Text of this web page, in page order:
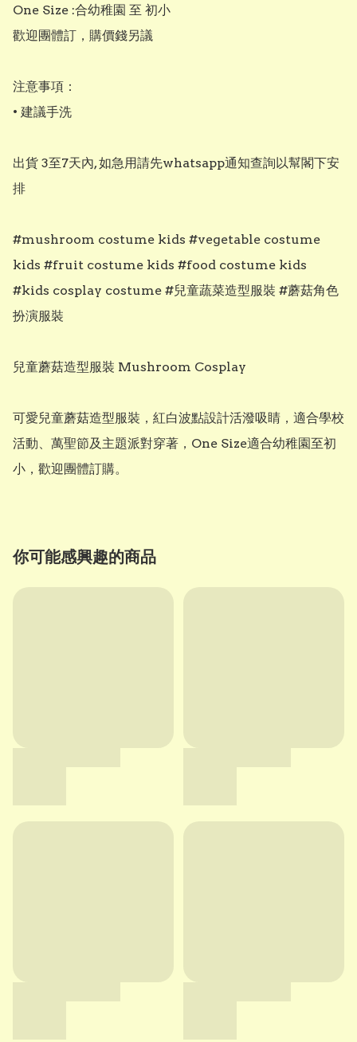
One Size :合幼稚園 至 初小
歡迎團體訂，購價錢另議
注意事項：
• 建議手洗
出貨 3至7天內, 如急用請先whatsapp通知查詢以幫閣下安
排
#mushroom costume kids #vegetable costume
kids #fruit costume kids #food costume kids
#kids cosplay costume #兒童蔬菜造型服裝 #蘑菇角色
扮演服裝
兒童蘑菇造型服裝 Mushroom Cosplay
可愛兒童蘑菇造型服裝，紅白波點設計活潑吸睛，適合學校
活動、萬聖節及主題派對穿著，One Size適合幼稚園至初
小，歡迎團體訂購。
你可能感興趣的商品